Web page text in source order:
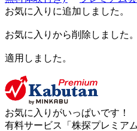
お気に入りに追加しました。
お気に入りから削除しました。
適用しました。
お気に入りがいっぱいです！
有料サービス「株探プレミア